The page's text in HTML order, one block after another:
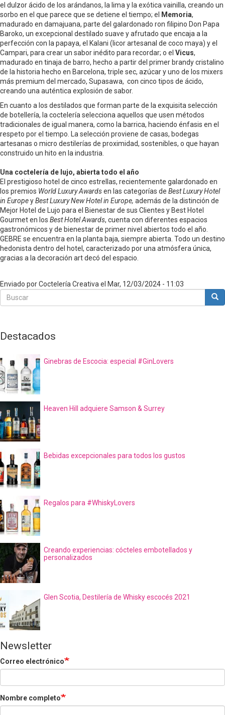
el dulzor ácido de los arándanos, la lima y la exótica vainilla, creando un
sorbo en el que parece que se detiene el tiempo; el Memoria,
madurado en damajuana, parte del galardonado ron filipino Don Papa
Baroko, un excepcional destilado suave y afrutado que encaja a la
perfección con la papaya, el Kalani (licor artesanal de coco maya) y el
Campari, para crear un sabor inédito para recordar; o el Vicus,
madurado en tinaja de barro, hecho a partir del primer brandy cristalino
de la historia hecho en Barcelona, triple sec, azúcar y uno de los mixers
más premium del mercado, Supasawa, con cinco tipos de ácido,
creando una auténtica explosión de sabor.
En cuanto a los destilados que forman parte de la exquisita selección
de botellería, la coctelería selecciona aquellos que usen métodos
tradicionales de igual manera, como la barrica, haciendo énfasis en el
respeto por el tiempo. La selección proviene de casas, bodegas
artesanas o micro destilerías de proximidad, sostenibles, o que hayan
construido un hito en la industria.
Una coctelería de lujo, abierta todo el año
El prestigioso hotel de cinco estrellas, recientemente galardonado en
los premios World Luxury Awardsen las categorías de Best Luxury Hotel
in EuropeyBest Luxury New Hotel in Europe, además de la distinción de
Mejor Hotel de Lujo para el Bienestar de sus Clientes y Best Hotel
Gourmet en los Best Hotel Awards, cuenta con diferentes espacios
gastronómicos y de bienestar de primer nivel abiertos todo el año.
GEBRE se encuentra en la planta baja, siempre abierta. Todo un destino
hedonista dentro del hotel, caracterizado por una atmósfera única,
gracias a la decoración art decó del espacio.
Enviado porCoctelería Creativa el Mar, 12/03/2024 - 11:03
Buscar
Buscar
Destacados
Ginebras de Escocia: especial #GinLovers
Heaven Hill adquiere Samson & Surrey
Bebidas excepcionales para todos los gustos
Regalos para #WhiskyLovers
Creando experiencias: cócteles embotellados y
personalizados
Glen Scotia, Destilería de Whisky escocés 2021
Newsletter
Correo electrónico
Nombre completo